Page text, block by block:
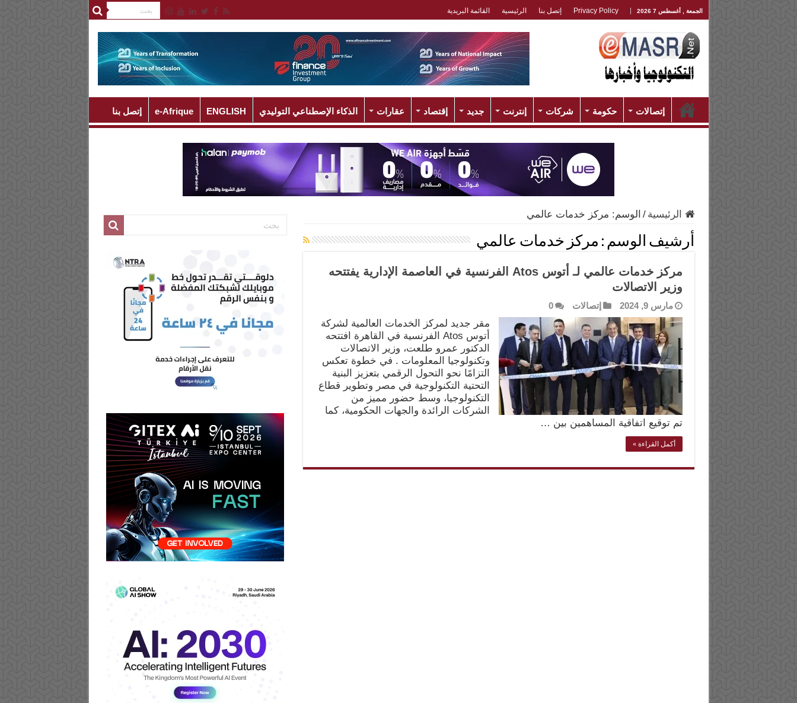
الجمعة , أغسطس 7 2026 Privacy Policy إتصل بنا الرئيسية القائمة البريدية
إتصالات حكومة شركات إنترنت جديد إقتصاد عقارات الذكاء الإصطناعي التوليدي ENGLISH
e-Afrique إتصل بنا
الرئيسية / الوسم: مركز خدمات عالمي
أرشيف الوسم : مركز خدمات عالمي
مركز خدمات عالمي لـ أتوس Atos الفرنسية في العاصمة الإدارية يفتتحه
وزير الاتصالات
مارس 9, 2024 إتصالات 0
مقر جديد لمركز الخدمات العالمية لشركة
أتوس Atos الفرنسية في القاهرة افتتحه
الدكتور عمرو طلعت، وزير الاتصالات
وتكنولوجيا المعلومات . في خطوة تعكس
التزامًا نحو التحول الرقمي بتعزيز البنية
التحتية التكنولوجية في مصر وتطوير قطاع
التكنولوجيا، وسط حضور مميز من
الشركات الرائدة والجهات الحكومية، كما
تم توقيع اتفاقية المساهمين بين …
أكمل القراءة »